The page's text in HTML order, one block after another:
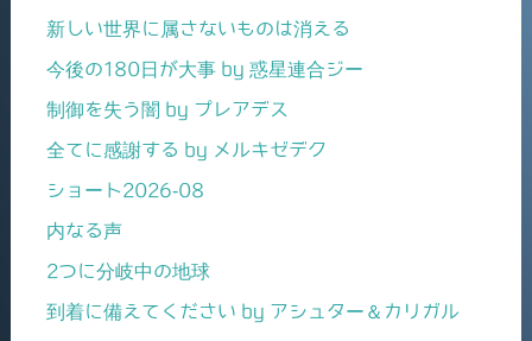
新しい世界に属さないものは消える
今後の180日が大事 by 惑星連合ジー
制御を失う闇 by プレアデス
全てに感謝する by メルキゼデク
ショート2026-08
内なる声
2つに分岐中の地球
到着に備えてください by アシュター＆カリガル